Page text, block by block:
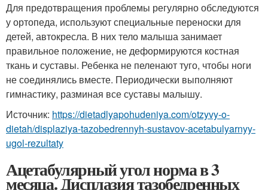
Для предотвращения проблемы регулярно обследуются
у ортопеда, используют специальные переноски для
детей, автокресла. В них тело малыша занимает
правильное положение, не деформируются костная
ткань и суставы. Ребенка не пеленают туго, чтобы ноги
не соединялись вместе. Периодически выполняют
гимнастику, разминая все суставы малышу.
Источник: https://dietadlyapohudeniya.com/otzyvy-o-
dietah/displaziya-tazobedrennyh-sustavov-acetabulyarnyy-
ugol-rezultaty
Ацетабулярный угол норма в 3
месяца. Дисплазия тазобедренных